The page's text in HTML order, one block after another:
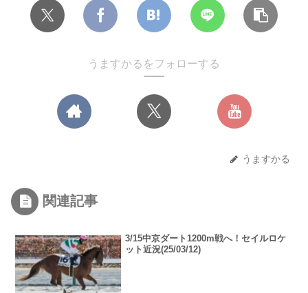
うますかるをフォローする
うますかる
関連記事
3/15中京ダート1200m戦へ！セイルロケ
ット近況(25/03/12)